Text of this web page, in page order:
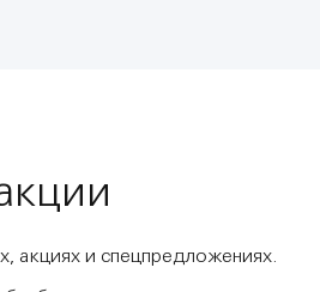
акциях и спецпредложениях.